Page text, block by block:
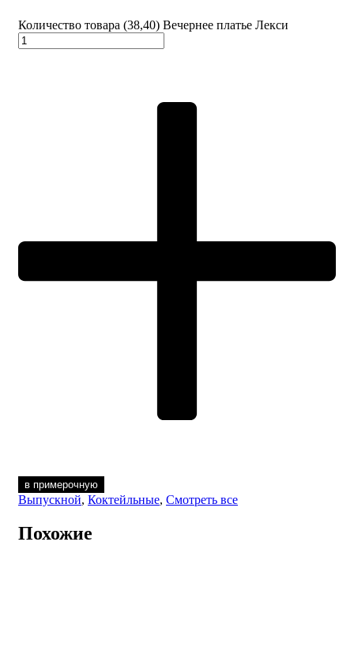
Количество товара (38,40) Вечернее платье Лекси
в примерочную
Выпускной, Коктейльные, Смотреть все
Похожие